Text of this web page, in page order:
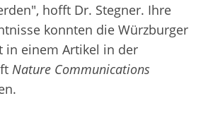
hofft Dr. Stegner. Ihre
konnten die Würzburger
in einem Artikel in der
Nature Communications